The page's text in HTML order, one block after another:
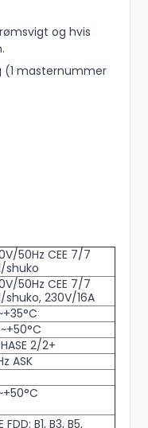
og hvis
(1 masternummer
50Hz CEE 7/7
shuko
50Hz CEE 7/7
230V/16A
2/2+
ASK
FDD: B1, B3, B5,